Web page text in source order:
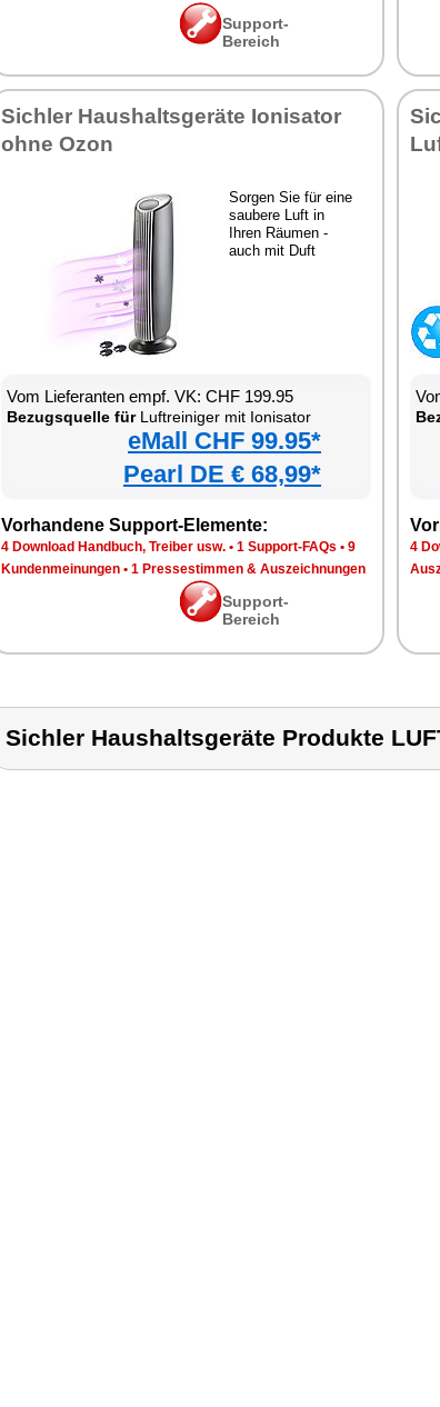
Support-
Bereich
Sichler Haushaltsgeräte Ionisator
ohne Ozon
Sorgen Sie für eine
saubere Luft in
Ihren Räumen -
auch mit Duft
Vom Lieferanten empf. VK: CHF 199.95
Bezugsquelle fürLuftreiniger mit Ionisator
eMall CHF 99.95*
Pearl DE € 68,99*
Vorhandene Support-Elemente:
4 Download Handbuch, Treiber usw. • 1 Support-FAQs • 9
Kundenmeinungen • 1 Pressestimmen & Auszeichnungen
Support-
Bereich
4
Sichler Haushaltsgeräte Produkte